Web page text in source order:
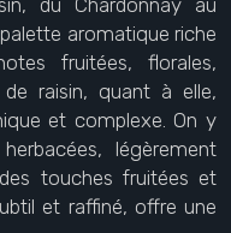
du Chardonnay au
aromatique riche
fruitées, florales,
raisin, quant à elle,
et complexe. On y
légèrement
touches fruitées et
et raffiné, offre une